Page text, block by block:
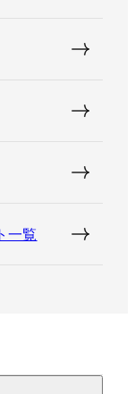
一覧